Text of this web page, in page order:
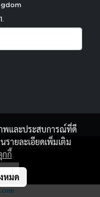
1
พและประสบการณ์ที่ดี
รายละเอียดเพิ่มเติม
กกี้
หมด